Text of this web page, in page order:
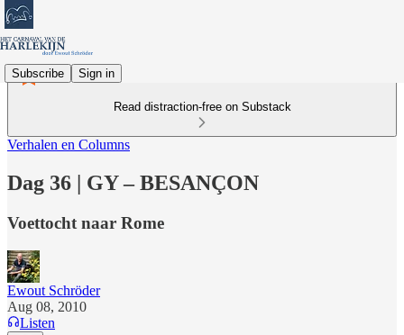
Subscribe Sign in
Read distraction-free on Substack
Verhalen en Columns
Dag 36 | GY – BESANÇON
Voettocht naar Rome
Ewout Schröder
Aug 08, 2010
Listen